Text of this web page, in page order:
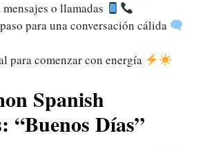
o llamadas
para una conversación cálida
para comenzar con energía
Spanish
“Buenos Días”